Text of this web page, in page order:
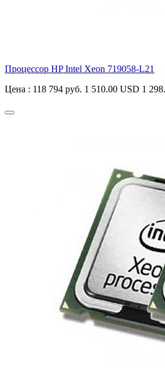
Процессор HP Intel Xeon 719058-L21
Цена : 118 794 руб. 1 510.00 USD 1